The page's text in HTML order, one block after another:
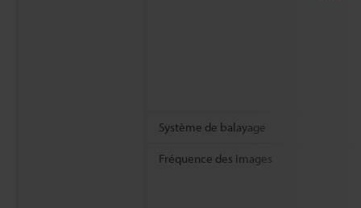
Système de balayage
Fréquence des images